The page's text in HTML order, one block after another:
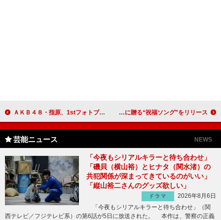
ＡＫＢ４８・指原、1stフォトブックを発売 「前田さんが絶賛してくれてたんですよ！」 BENI、結婚は「一緒にいてホッとする人と」 結婚する２人に贈る“祝福ソング”をリリース
芸能ニュース NEWS
「今夜もシリアルキラーと待ち合わせ」
「磯貝（横山裕）とヒナタ（関水渚）の
共犯関係が深まってきているのがいい」
「縦山裕二さんのグッズ欲しい」
ドラマ
2026年8月6日
「今夜もシリアルキラーと待ち合わせ」（関
西テレビ／フジテレビ系）の第6話が5日に放送された。 本作は、警察の正義